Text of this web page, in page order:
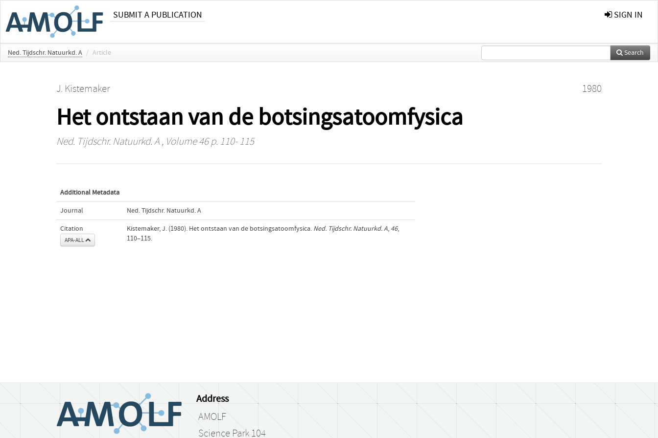
SUBMIT A PUBLICATION SIGN IN
Ned. Tijdschr. Natuurkd. A / Article Search
J. Kistemaker 1980
Het ontstaan van de botsingsatoomfysica
Ned. Tijdschr. Natuurkd. A, Volume 46 p. 110- 115
Additional Metadata
Journal Ned. Tijdschr. Natuurkd. A
Citation
APA-ALL
Kistemaker, J. (1980). Het ontstaan van de botsingsatoomfysica. Ned. Tijdschr. Natuurkd. A, 46,
110–115.
Address
AMOLF
Science Park 104